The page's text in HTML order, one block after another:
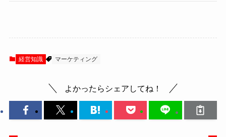
経営知識 マーケティング
よかったらシェアしてね！